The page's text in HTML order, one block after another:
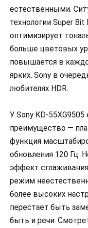
естественными.
технологии Super Bit
оптимизирует
больше цветовых
повышается в
ярких. Sony в
любителях HDR.
У Sony KD-
преимущество —
функция
обновления 120 Гц.
эффект
режим
более высоких
перестает быть
быть и речи.